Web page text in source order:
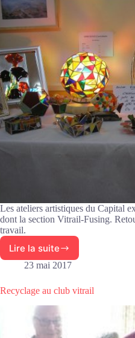
Les ateliers artistiques du Capital
dont la section Vitrail-Fusing.
travail.
Lire la suite
Retour
en
sur
exposition
23 mai 2017
Recyclage au club vitrail